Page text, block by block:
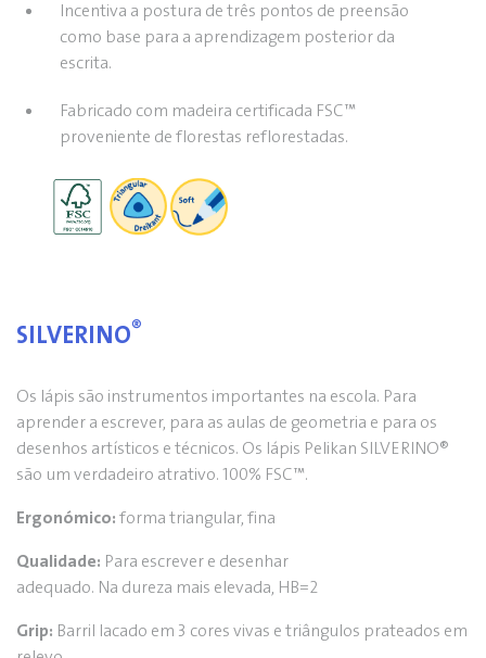
Incentiva a postura de três pontos de preensão
como base para a aprendizagem posterior da
escrita.
Fabricado com madeira certificada FSC™
proveniente de florestas reflorestadas.
SILVERINO®
Os lápis são instrumentos importantes na escola. Para
aprender a escrever, para as aulas de geometria e para os
desenhos artísticos e técnicos. Os lápis Pelikan SILVERINO®
são um verdadeiro atrativo. 100% FSC™.
Ergonómico: forma triangular, fina
Qualidade: Para escrever e desenhar
adequado. Na dureza mais elevada, HB=2
Grip: Barril lacado em 3 cores vivas e triângulos prateados em